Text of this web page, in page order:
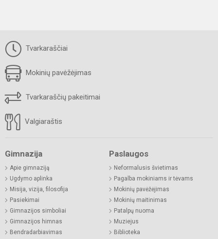
Tvarkaraščiai
Mokinių pavėžėjimas
Tvarkaraščių pakeitimai
Valgiaraštis
Gimnazija
Apie gimnaziją
Ugdymo aplinka
Misija, vizija, filosofija
Pasiekimai
Gimnazijos simboliai
Gimnazijos himnas
Bendradarbiavimas
Paslaugos
Neformalusis švietimas
Pagalba mokiniams ir tėvams
Mokinių pavėžėjimas
Mokinių maitinimas
Patalpų nuoma
Muziejus
Biblioteka